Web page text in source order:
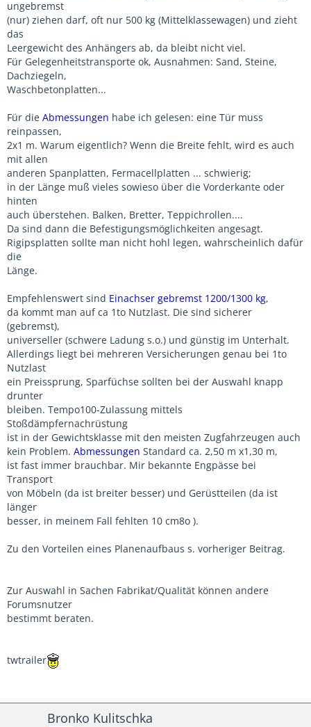
ungebremst
(nur) ziehen darf, oft nur 500 kg (Mittelklassewagen) und zieht
das
Leergewicht des Anhängers ab, da bleibt nicht viel.
Für Gelegenheitstransporte ok, Ausnahmen: Sand, Steine,
Dachziegeln,
Waschbetonplatten...
Für die Abmessungen habe ich gelesen: eine Tür muss
reinpassen,
2x1 m. Warum eigentlich? Wenn die Breite fehlt, wird es auch
mit allen
anderen Spanplatten, Fermacellplatten ... schwierig;
in der Länge muß vieles sowieso über die Vorderkante oder
hinten
auch überstehen. Balken, Bretter, Teppichrollen....
Da sind dann die Befestigungsmöglichkeiten angesagt.
Rigipsplatten sollte man nicht hohl legen, wahrscheinlich dafür
die
Länge.
Empfehlenswert sind Einachser gebremst 1200/1300 kg,
da kommt man auf ca 1to Nutzlast. Die sind sicherer
(gebremst),
universeller (schwere Ladung s.o.) und günstig im Unterhalt.
Allerdings liegt bei mehreren Versicherungen genau bei 1to
Nutzlast
ein Preissprung, Sparfüchse sollten bei der Auswahl knapp
drunter
bleiben. Tempo100-Zulassung mittels
Stoßdämpfernachrüstung
ist in der Gewichtsklasse mit den meisten Zugfahrzeugen auch
kein Problem. Abmessungen Standard ca. 2,50 m x1,30 m,
ist fast immer brauchbar. Mir bekannte Engpässe bei
Transport
von Möbeln (da ist breiter besser) und Gerüstteilen (da ist
länger
besser, in meinem Fall fehlten 10 cm8o ).
Zu den Vorteilen eines Planenaufbaus s. vorheriger Beitrag.
Zur Auswahl in Sachen Fabrikat/Qualität können andere
Forumsnutzer
bestimmt beraten.
twtrailer
Bronko Kulitschka